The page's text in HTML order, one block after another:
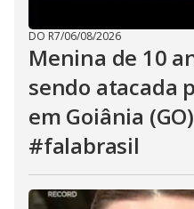
DO R7/06/08/2026
Menina de 10
sendo atacada
em Goiânia
#falabrasil